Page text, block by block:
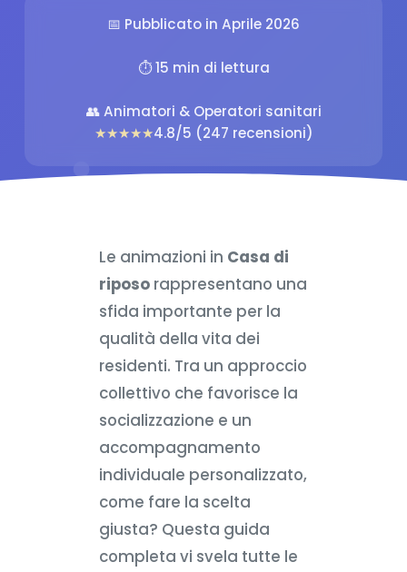
📅 Pubblicato in Aprile 2026
⏱️ 15 min di lettura
👥 Animatori & Operatori sanitari
★★★★★4.8/5 (247 recensioni)
Le animazioni in Casa di
riposorappresentano una
sfida importante per la
qualità della vita dei
residenti. Tra un approccio
collettivo che favorisce la
socializzazione e un
accompagnamento
individuale personalizzato,
come fare la scelta
giusta? Questa guida
completa vi svela tutte le